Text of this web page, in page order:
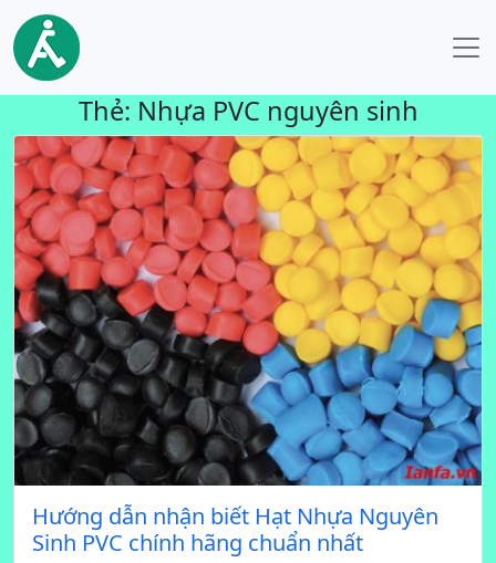
Thẻ: Nhựa PVC nguyên sinh
Hướng dẫn nhận biết Hạt Nhựa Nguyên
Sinh PVC chính hãng chuẩn nhất